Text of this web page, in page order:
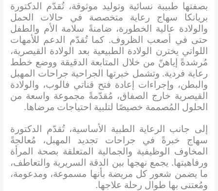
بصفتها طبيبة نسائية وتوليد موثوقة، تُقدّم الدكتورة
بريانكا سهاج رعاية متخصصة في حالات الحمل
والولادة عالية الخطورة، ضامنةً سلامة الأم والطفل
حتى في أصعب الظروف. كما تُقدّم الدعم للأمهات
اللواتي يخترن الولادة الطبيعية بعد الولادة القيصرية،
مُرشدةً إياهنّ من خلال المتابعة الدقيقة ووضع خطط
رعاية فردية. وتشمل خبرتها الجراحية جراحات المهبل
والبطن، وإجراءات إعادة فتح قناتي فالوب، والولادة
القيصرية خارج الصفاق، مُقدّمةً مجموعة واسعة من
الحلول المُصممة خصيصًا لتلبية احتياجات مرضاها.
إلى جانب الرعاية الطبية الأساسية، تُقدّم الدكتورة
سهاج خبرةً في جراحات تجديد المهبل، مُعالجةً
المخاوف الوظيفية والجمالية المتعلقة بصحة المرأة
ورفاهيتها. يجمع نهجها بين الدقة السريرية والتعاطف،
ما يضمن شعور كل مريضة بأنها مسموعة، ومدعومة،
ومُعتنى بها طوال رحلة علاجها.